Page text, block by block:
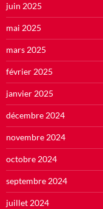
juin 2025
mai 2025
mars 2025
février 2025
janvier 2025
décembre 2024
novembre 2024
octobre 2024
septembre 2024
juillet 2024